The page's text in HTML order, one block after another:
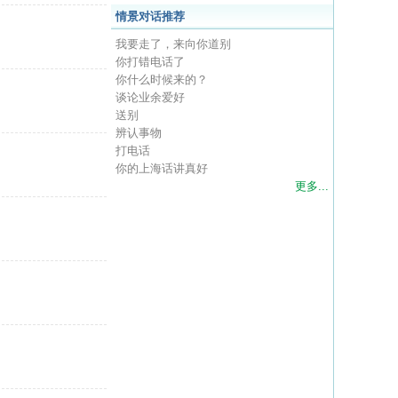
情景对话推荐
我要走了，来向你道别
你打错电话了
你什么时候来的？
谈论业余爱好
送别
辨认事物
打电话
你的上海话讲真好
更多...